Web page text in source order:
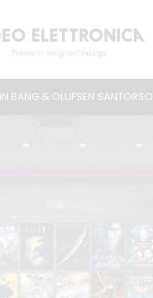
BANG & OLUFSEN SANTORSO